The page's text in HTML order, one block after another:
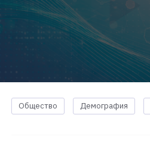
Общество Демография